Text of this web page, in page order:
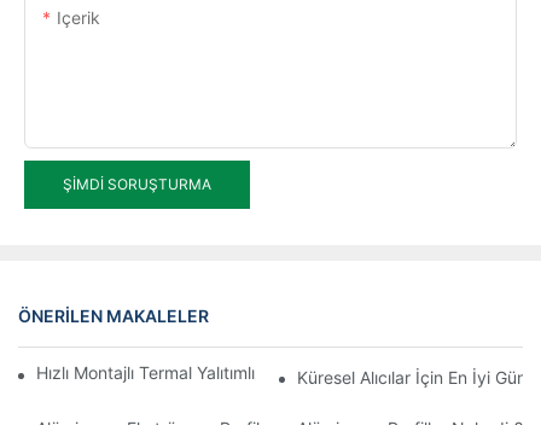
Içerik
ŞIMDI SORUŞTURMA
ÖNERILEN MAKALELER
Hızlı Montajlı Termal Yalıtımlı Alüminyum Profilli Kış Bahçesi
Küresel Alıcılar İçin En İyi